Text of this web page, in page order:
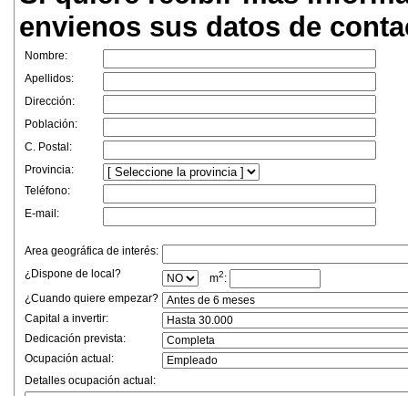
envienos sus datos de
Nombre:
Apellidos:
Dirección:
Población:
C. Postal:
Provincia:
Teléfono:
E-mail:
Area geográfica de interés:
¿Dispone de local?
m2:
¿Cuando quiere empezar?
Capital a invertir:
Dedicación prevista:
Ocupación actual:
Detalles ocupación actual: